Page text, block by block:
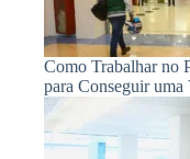
Como Trabalhar no
para Conseguir uma